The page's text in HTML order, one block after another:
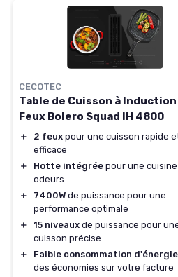
CECOTEC
Table de Cuisson à Induction
Feux Bolero Squad IH 4800
＋ 2 feux pour une cuisson rapide
efficace
＋
Hotte intégrée pour une cuisine
odeurs
＋
7400W de puissance pour une
performance optimale
＋
15 niveaux de puissance pour
cuisson précise
＋
Faible consommation d'énergie
des économies sur votre facture